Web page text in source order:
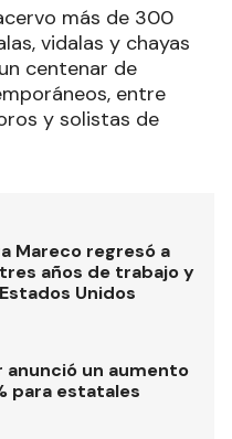
más de 300
vidalas y chayas
centenar de
entre
y solistas de
Mareco regresó a
años de trabajo y
Unidos
anunció un aumento
para estatales